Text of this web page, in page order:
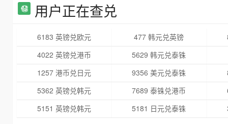
用户正在查兑
6183 英镑兑欧元 477 韩元兑英镑
4022 英镑兑港币
5629 韩元兑泰铢
1257 港币兑日元
9356 美元兑泰铢
5362 英镑兑韩元
7689 泰铢兑港币
5151 英镑兑韩元
5181 日元兑泰铢